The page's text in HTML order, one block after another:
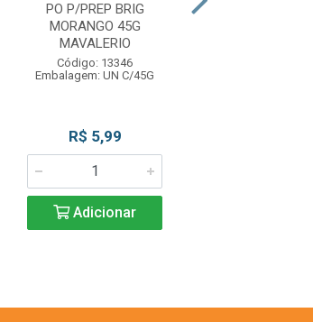
PO P/PREP BRIG
MORANGO 45G
MAVALERIO
Código: 13346
Embalagem: UN C/45G
R$ 5,99
Adicionar